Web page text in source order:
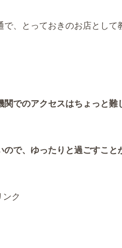
、とっておきのお店として
関でのアクセスはちょっと難
ので、ゆったりと過ごすこと
ンク